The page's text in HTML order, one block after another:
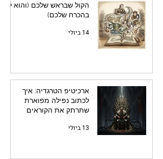
הקול שבראש שלכם (והוא לא
בהכרח שלכם)
14 ביולי
ארכיטיפ הטרגדיה: איך
לכתוב נפילה מפוארת
שתרתק את הקוראים
13 ביולי